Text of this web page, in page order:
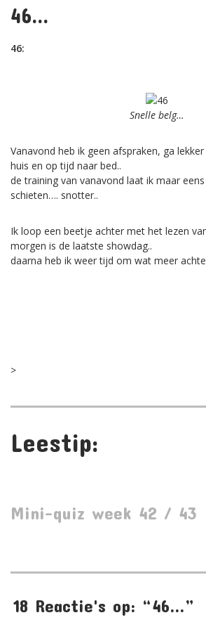
46…
46:
Snelle belg…
Vanavond heb ik geen afspraken, ga
huis en op tijd naar bed..
de training van vanavond laat ik maar
schieten…. snotter..
Ik loop een beetje achter met het lezen
morgen is de laatste showdag..
daarna heb ik weer tijd om wat meer
>
Leestip:
Oct,
0
Mini-quiz week 42 / 43
18 Reactie's op: “46…”